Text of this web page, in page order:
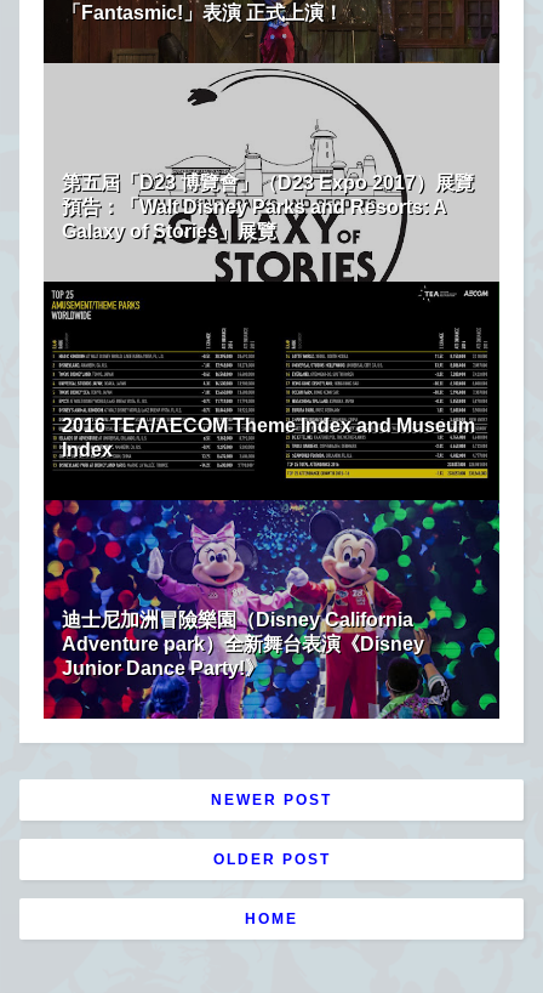
「Fantasmic!」表演 正式上演！
第五屆「D23 博覽會」（D23 Expo 2017）展覽
預告：「Walt Disney Parks and Resorts: A
Galaxy of Stories」展覽
2016 TEA/AECOM Theme Index and Museum
Index
迪士尼加洲冒險樂園（Disney California
Adventure park）全新舞台表演《Disney
Junior Dance Party!》
NEWER POST
OLDER POST
HOME